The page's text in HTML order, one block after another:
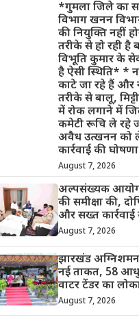
*गुमला जिले का
विभाग खनन
की नियुक्ति नहीं
तरीके से हो रही है
विभूति कुमार के
है ऐसी स्थिति* *
काटे जा रहे हैं और
तरीके से बालू,
में रोक लगाने में
कमेटी रूचि ले रहे
अवैध उत्खनन को
कार्रवाई की
August 7, 2026
अल्पसंख्यक आयोग
की समीक्षा की,
और सख्त कार्रवाई
August 7, 2026
झारखंड अग्निशमन
नई ताकत, 58
वाटर टेंडर का
August 7, 2026